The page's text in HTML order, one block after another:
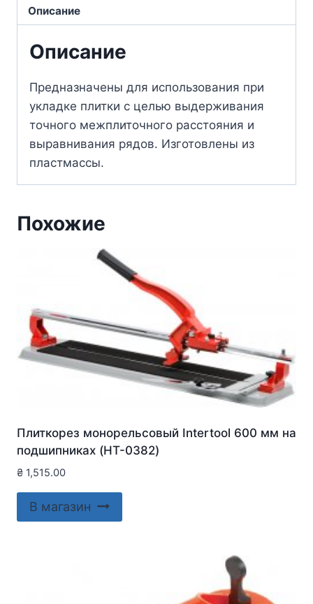
Описание
Описание
Предназначены для использования при
укладке плитки с целью выдерживания
точного межплиточного расстояния и
выравнивания рядов. Изготовлены из
пластмассы.
Похожие
Плиткорез монорельсовый Intertool 600 мм на
подшипниках (HT-0382)
₴ 1,515.00
В магазин